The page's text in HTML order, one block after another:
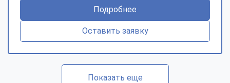
Подробнее
Оставить заявку
Показать еще